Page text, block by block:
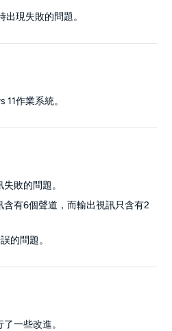
現失敗的問題。
作業系統。
敗的問題。
有6個聲道，而輸出視訊只含有2
的問題。
一些改進。